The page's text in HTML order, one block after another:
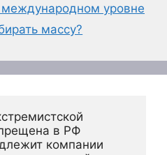
международном уровне
массу?
в РФ
компании